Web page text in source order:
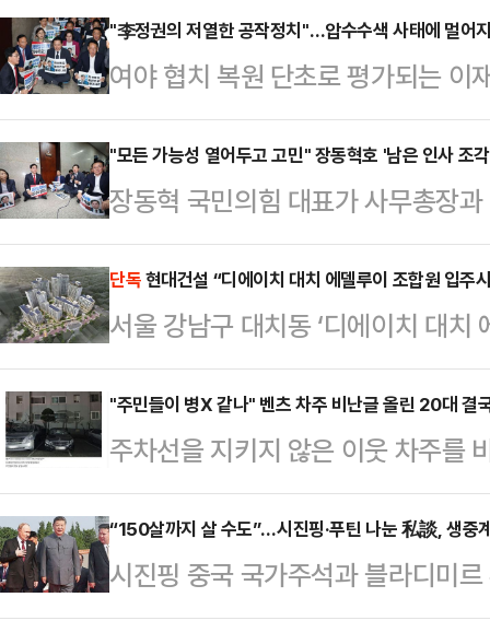
"李정권의 저열한 공작정치"…압수수색 사태에 멀어
여야 협치 복원 단초로 평가되는 이
못한 암초를 만났다. 국민의힘을
방위 압수수색이 당내 반발을 키웠
있지만, 이번 압수수색이 최교진 교
한 '정치공작'이라는 불신이 커진
혁 국민의힘 대표는 3일 서울 여의
영위원장 협의회 확대운영위원회
에 대해 "박준태 당대표 비…
"모든 가능성 열어두고 고민" 장동혁호 '남은 인사 조
장동혁 국민의힘 대표가 사무총장
직 최고위원 자리 후보자군에 관심
대다수인 만큼, 중도를 공략할 수
진다.3일 정치권에 따르면 지명직
예찬 전 최고위원 등이 거론된다.
도읍 의원이 각각 내정되면서 중량
은 인사들이 기용될 것이라는 기대
권·청년)을 공략하기 위한 …
단독현대건설 “디에이치 대치 에델루이 조합원 입주
서울 강남구 대치동 ‘디에이치 대
대출 상환과 공사비 납부에 차질을
상되고 있다. 이에 현대건설에서는
을 요구하고 나섰다.3일 현대건설
“1일부터 조합원의 종전자산에 대
하고자 한다”는 내용의 문자를 발
주를 완료했거나 오는 5일까지 입
저당설정등기를 일괄 접수하고 …
"주민들이 병X 같나" 벤츠 차주 비난글 올린 20대 결
주차선을 지키지 않은 이웃 차주를
를 받는 20대가 벌금형을 선고받았
는 정보통신망 이용촉진 및 정보보
에게 벌금 200만원을 선고했다고
주차선을 지키지 않고 주차된 벤츠
“150살까지 살 수도”…시진핑·푸틴 나눈 私談, 생중
시진핑 중국 국가주석과 블라디미
절 행사에서 장기이식과 장생불사